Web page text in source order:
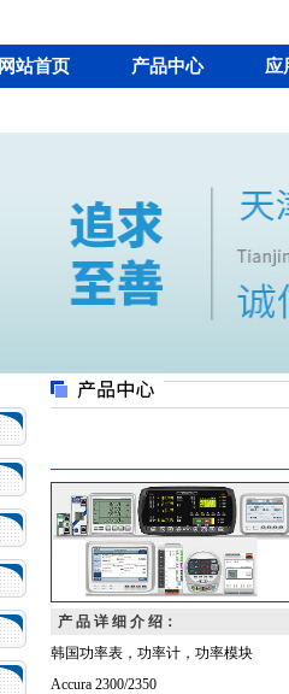
网站首页 产品中心 应
产 品 详 细 介 绍：
韩国功率表，功率计，功率模块
Accura 2300/2350